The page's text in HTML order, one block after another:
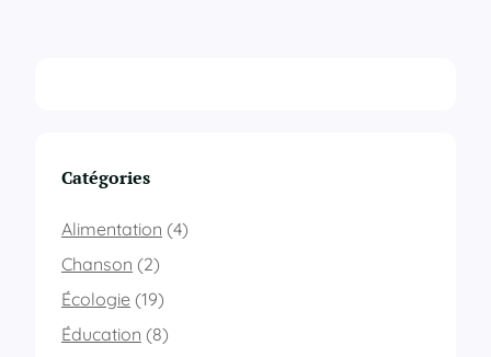
Catégories
Alimentation (4)
Chanson (2)
Écologie (19)
Éducation (8)